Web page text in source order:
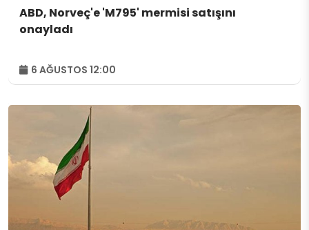
ABD, Norveç'e 'M795' mermisi satışını
onayladı
6 AĞUSTOS 12:00